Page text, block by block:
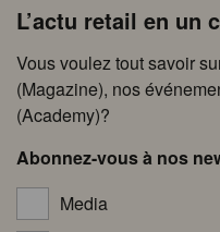
L’actu retail en un
Vous voulez tout savoir
(Magazine), nos
(Academy)?
Abonnez-vous à nos
Media